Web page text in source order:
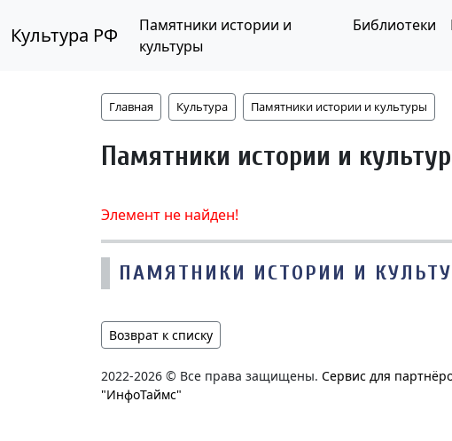
Культура РФ
Памятники истории и
культуры
Библиотеки
Главная Культура Памятники истории и культуры
Памятники истории и
Элемент не найден!
ПАМЯТНИКИ ИСТОРИИ И
Возврат к списку
2022-2026 © Все права защищены. Сервис для
"ИнфоТаймс"